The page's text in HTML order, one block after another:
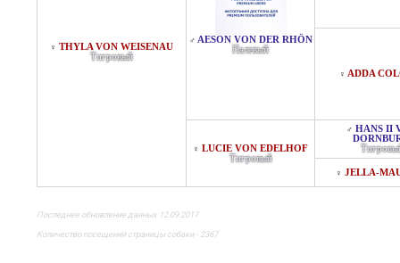
♀ THYLA VON WEISENAU
Тигровый
♂ AESON VON DER RHÖN
Палевый
♀ ADDA
♀ LUCIE VON EDELHOF
Тигровый
♂ HANS II
♀ JELLA-
Последнее обновление данных 12.09.2017
Количество посещений страницы собаки - 2367